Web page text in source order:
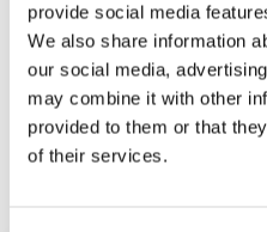
provide social media
We also share information
our social media,
may combine it with other
provided to them or that
of their services.
Nombre*